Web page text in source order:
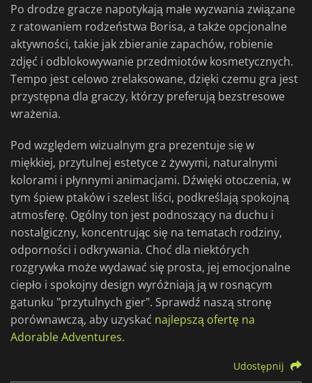
Po drodze gracze napotykają małe wyzwania związane
z ratowaniem rodzeństwa Borisa, a także opcjonalne
aktywności, takie jak zbieranie zapachów, robienie
zdjęć i odblokowywanie przedmiotów kosmetycznych.
Tempo jest celowo zrelaksowane, dzięki czemu gra jest
przystępna dla graczy, którzy preferują bezstresowe
wrażenia.
Pod względem wizualnym gra prezentuje się w
miękkiej, przytulnej estetyce z żywymi, naturalnymi
kolorami i płynnymi animacjami. Dźwięki otoczenia, w
tym śpiew ptaków i szelest liści, podkreślają spokojną
atmosferę. Ogólny ton jest podnoszący na duchu i
nostalgiczny, koncentrując się na tematach rodziny,
odporności i odkrywania. Choć dla niektórych
rozgrywka może wydawać się prosta, jej emocjonalne
ciepło i spokojny design wyróżniają ją w rosnącym
gatunku "przytulnych gier". Sprawdź naszą stronę
porównawczą, aby uzyskać najlepszą ofertę na
Adorable Adventures.
Udostępnij